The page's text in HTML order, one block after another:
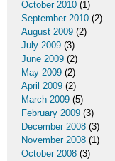
October 2010 (1)
September 2010 (2)
August 2009 (2)
July 2009 (3)
June 2009 (2)
May 2009 (2)
April 2009 (2)
March 2009 (5)
February 2009 (3)
December 2008 (3)
November 2008 (1)
October 2008 (3)